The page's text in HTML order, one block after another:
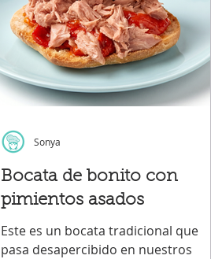
Bocata de bonito con
pimientos asados
Este es un bocata tradicional que
pasa desapercibido en nuestros
Sonya